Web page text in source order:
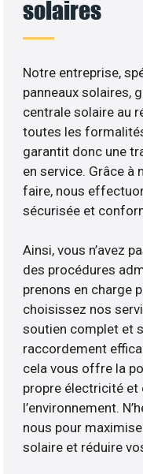
solaires
Notre entreprise,
panneaux solaires,
centrale solaire au
toutes les
garantit donc une
en service. Grâce à
faire, nous
sécurisée et
Ainsi, vous n’avez
des procédures
prenons en charge
choisissez nos
soutien complet et
raccordement
cela vous offre la
propre électricité et
l’environnement.
nous pour
solaire et réduire